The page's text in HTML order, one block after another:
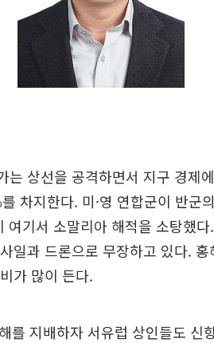
는 상선을 공격하면서 지구 경제
차지한다. 미·영 연합군이 반군
기서 소말리아 해적을 소탕했
일과 드론으로 무장하고 있다.
가 많이 든다.
를 지배하자 서유럽 상인들도 신